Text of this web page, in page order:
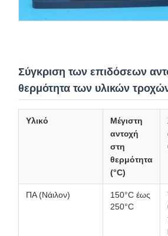
Σύγκριση των επιδόσεων
θερμότητα των υλικών
Υλικό
Μέγιστη
αντοχή
στη
θερμότητα
(°C)
ΠΑ (Νάιλον)
150°C έως
250°C